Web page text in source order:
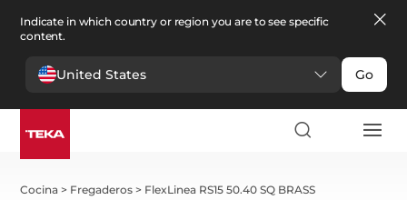
Indicate in which country or region you are to see specific
content.
United States Go
Cocina > Fregaderos > FlexLinea RS15 50.40 SQ BRASS